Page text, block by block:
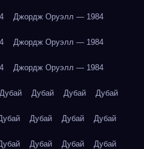
Джордж Оруэлл — 1984
Джордж Оруэлл — 1984
Джордж Оруэлл — 1984
Дубай Дубай Дубай Дубай
Дубай Дубай Дубай
Дубай Дубай Дубай